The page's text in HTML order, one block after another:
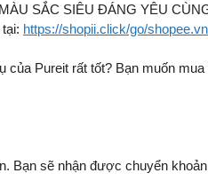
SẮC SIÊU ĐÁNG YÊU
https://shopii.click/go/
Pureit rất tốt? Bạn muốn
Bạn sẽ nhận được chuyển